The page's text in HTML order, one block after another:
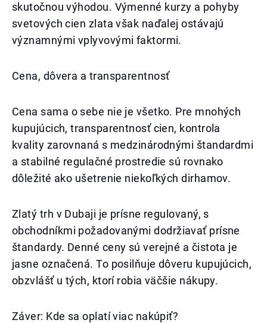
skutočnou výhodou. Výmenné kurzy a pohyby
svetových cien zlata však naďalej ostávajú
významnými vplyvovými faktormi.
Cena, dôvera a transparentnosť
Cena sama o sebe nie je všetko. Pre mnohých
kupujúcich, transparentnosť cien, kontrola
kvality zarovnaná s medzinárodnými štandardmi
a stabilné regulačné prostredie sú rovnako
dôležité ako ušetrenie niekoľkých dirhamov.
Zlatý trh v Dubaji je prísne regulovaný, s
obchodníkmi požadovanými dodržiavať prísne
štandardy. Denné ceny sú verejné a čistota je
jasne označená. To posilňuje dôveru kupujúcich,
obzvlášť u tých, ktorí robia väčšie nákupy.
Záver: Kde sa oplatí viac nakúpiť?